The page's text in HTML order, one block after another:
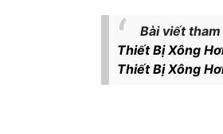
Bài viết
Thiết Bị Xông
Thiết Bị Xông